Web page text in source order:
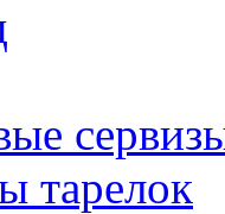
тарелок